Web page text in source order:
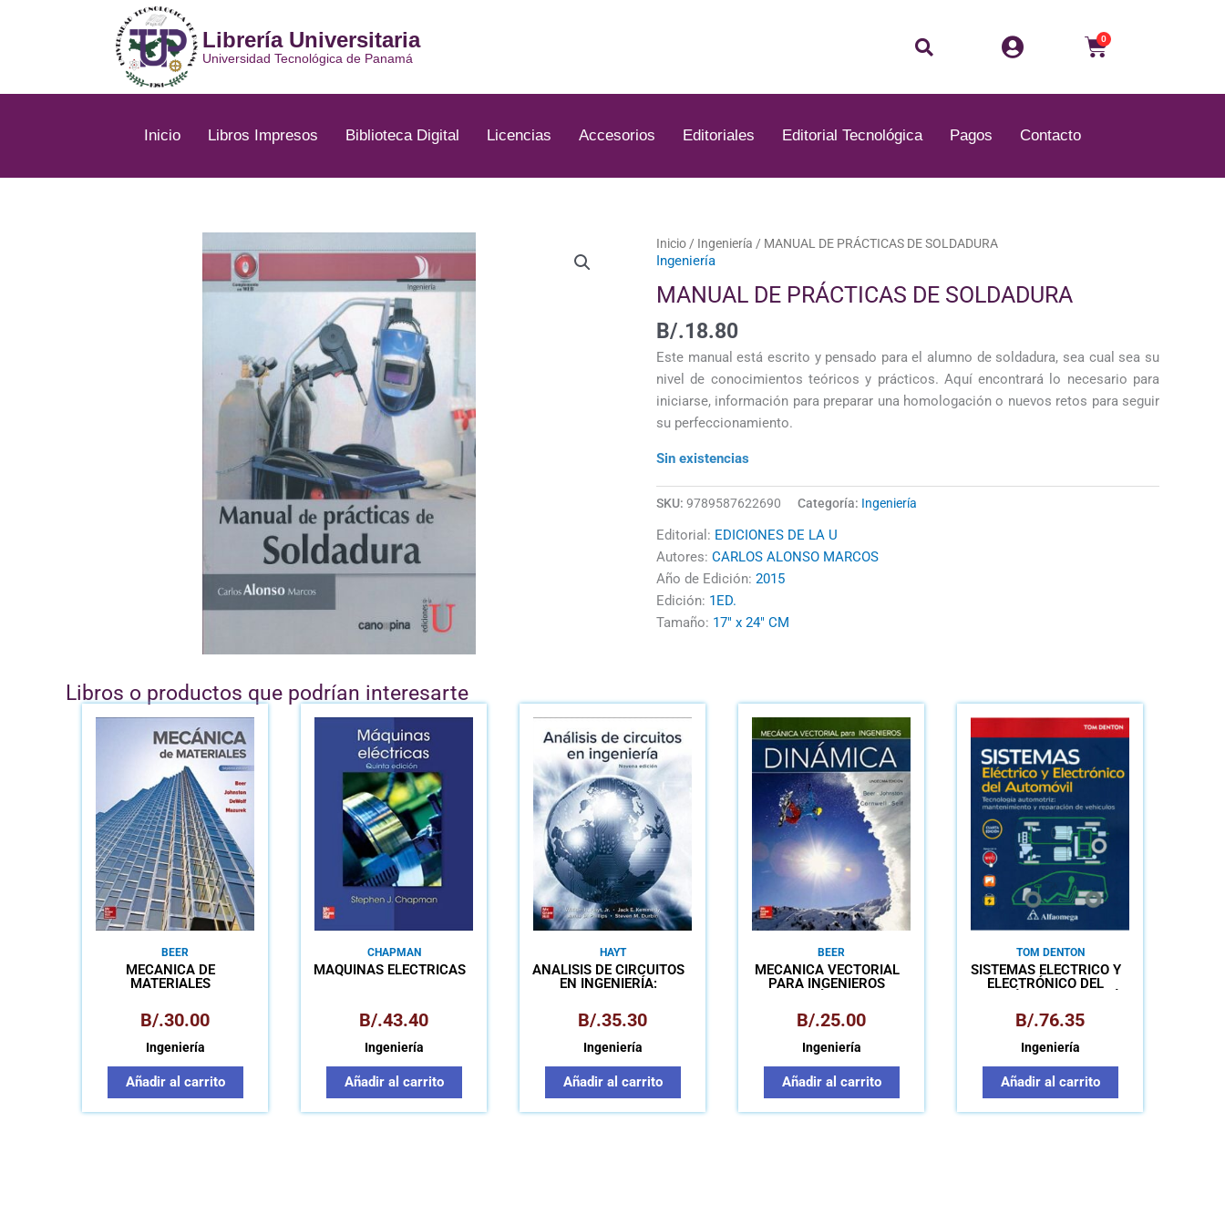
Librería Universitaria
Universidad Tecnológica de Panamá Buscar 0
Carrito
Inicio Libros Impresos Biblioteca Digital Licencias Accesorios Editoriales Editorial Tecnológica Pagos Contacto
Inicio / Ingeniería / MANUAL DE PRÁCTICAS DE SOLDADURA
Ingeniería
MANUAL DE PRÁCTICAS DE SOLDADURA
B/.18.80
Este manual está escrito y pensado para el alumno de soldadura, sea cual sea su
nivel de conocimientos teóricos y prácticos. Aquí encontrará lo necesario para
iniciarse, información para preparar una homologación o nuevos retos para seguir
su perfeccionamiento.
Sin existencias
SKU: 9789587622690 Categoría: Ingeniería
Editorial: EDICIONES DE LA U
Autores: CARLOS ALONSO MARCOS
Año de Edición: 2015
Edición: 1ED.
Tamaño: 17" x 24" CM
Libros o productos que podrían interesarte
BEER
MECÁNICA DE
MATERIALES
B/.30.00
Ingeniería
Añadir al carrito
CHAPMAN
MÁQUINAS ELÉCTRICAS
B/.43.40
Ingeniería
Añadir al carrito
HAYT
ANÁLISIS DE CIRCUITOS
EN INGENIERÍA:
B/.35.30
Ingeniería
Añadir al carrito
BEER
MECÁNICA VECTORIAL
PARA INGENIEROS
B/.25.00
Ingeniería
Añadir al carrito
TOM DENTON
SISTEMAS ELÉCTRICO Y
ELECTRÓNICO DEL
AUTOMOTRIZ:
MANTENIMIENTO Y
REPARACIÓN DEL
VEHÍCULO
B/.76.35
Ingeniería
Añadir al carrito